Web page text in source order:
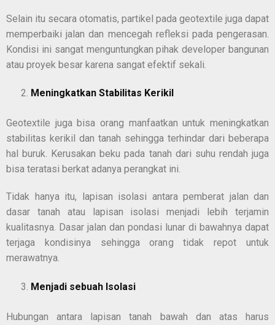
Selain itu secara otomatis, partikel pada geotextile juga dapat
memperbaiki jalan dan mencegah refleksi pada pengerasan.
Kondisi ini sangat menguntungkan pihak developer bangunan
atau proyek besar karena sangat efektif sekali.
Meningkatkan Stabilitas Kerikil
Geotextile juga bisa orang manfaatkan untuk meningkatkan
stabilitas kerikil dan tanah sehingga terhindar dari beberapa
hal buruk. Kerusakan beku pada tanah dari suhu rendah juga
bisa teratasi berkat adanya perangkat ini.
Tidak hanya itu, lapisan isolasi antara pemberat jalan dan
dasar tanah atau lapisan isolasi menjadi lebih terjamin
kualitasnya. Dasar jalan dan pondasi lunar di bawahnya dapat
terjaga kondisinya sehingga orang tidak repot untuk
merawatnya.
Menjadi sebuah Isolasi
Hubungan antara lapisan tanah bawah dan atas harus